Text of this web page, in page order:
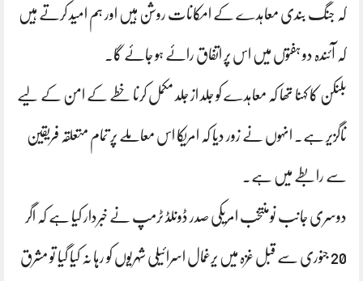
کہ جنگ بندی معاہدے کے امکانات روشن ہیں اور ہم امید کرتے ہیں
کہ آئندہ دو ہفتوں میں اس پر اتفاق رائے ہو جائے گا۔
بلنکن کا کہنا تھا کہ معاہدے کو جلد از جلد مکمل کرنا خطے کے امن کے لیے
ناگزیر ہے۔ انہوں نے زور دیا کہ امریکا اس معاملے پر تمام متعلقہ فریقین
سے رابطے میں ہے۔
دوسری جانب نومنتخب امریکی صدر ڈونلڈ ٹرمپ نے خبردار کیا ہے کہ اگر
20 جنوری سے قبل غزہ میں یرغمال اسرائیلی شہریوں کو رہا نہ کیا گیا تو مشرق